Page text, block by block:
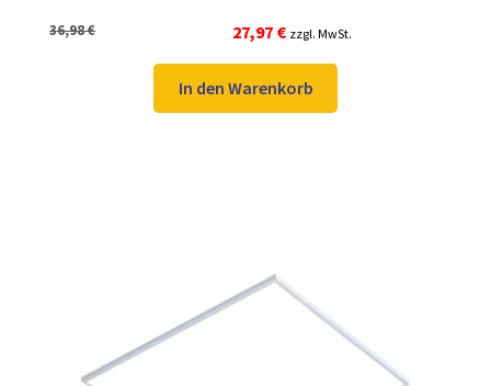
36,98€
Ursprünglicher
Preis
war:
36,98 €
27,97 €Aktueller
Preis
ist:
27,97 €.
zzgl. MwSt.
In den Warenkorb